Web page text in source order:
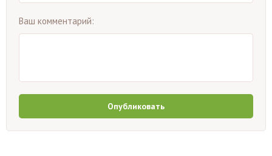
Ваш комментарий:
Опубликовать